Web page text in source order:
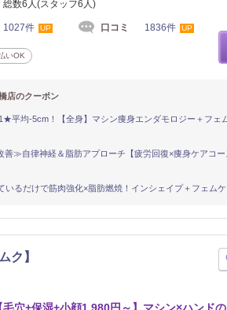
総数6人(スタッフ6人)
1027件 UP 口コミ 1836件 UP
いOK
店のクーポン
平均-5cm！【全身】マシン痩身エンダモロジー＋フェ
善≫自律神経＆脂肪アプローチ【疲労回復×痩身ケアコー
いるだけで筋肉強化×脂肪燃焼！インシェイプ＋フェム
ク】